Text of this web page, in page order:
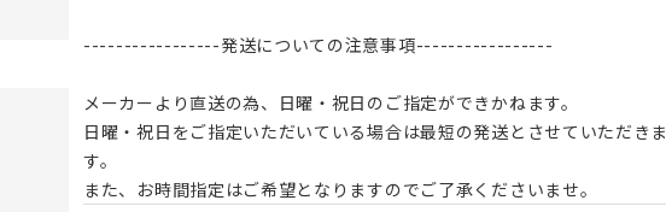
-----------------発送についての注意事項-----------------
メーカーより直送の為、日曜・祝日のご指定ができかねます。
日曜・祝日をご指定いただいている場合は最短の発送とさせていただきま
す。
また、お時間指定はご希望となりますのでご了承くださいませ。